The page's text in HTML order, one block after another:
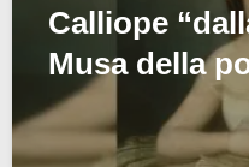
Calliope
Musa della